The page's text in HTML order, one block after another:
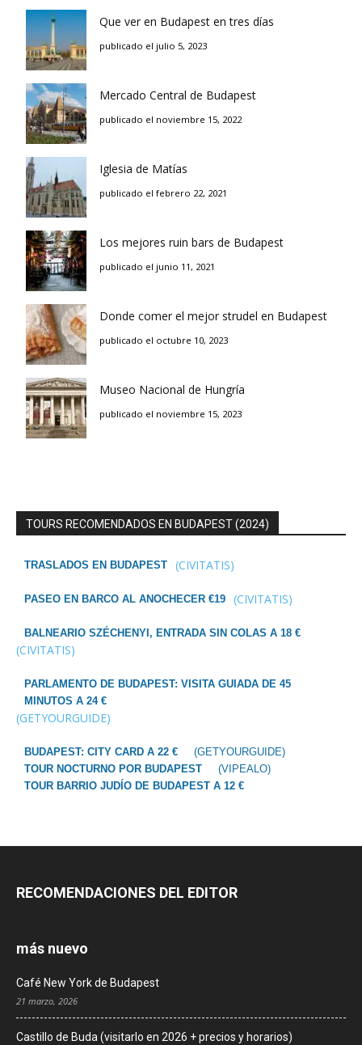
Que ver en Budapest en tres días
publicado el julio 5, 2023
Mercado Central de Budapest
publicado el noviembre 15, 2022
Iglesia de Matías
publicado el febrero 22, 2021
Los mejores ruin bars de Budapest
publicado el junio 11, 2021
Donde comer el mejor strudel en Budapest
publicado el octubre 10, 2023
Museo Nacional de Hungría
publicado el noviembre 15, 2023
TOURS RECOMENDADOS EN BUDAPEST (2024)
TRASLADOS EN BUDAPEST (CIVITATIS)
PASEO EN BARCO AL ANOCHECER €19 (CIVITATIS)
BALNEARIO SZÉCHENYI, ENTRADA SIN COLAS A 18 €
(CIVITATIS)
PARLAMENTO DE BUDAPEST: VISITA GUIADA DE 45
MINUTOS A 24 €
(GETYOURGUIDE)
BUDAPEST: CITY CARD A 22 €
(GETYOURGUIDE)
TOUR NOCTURNO POR BUDAPEST
(VIPEALO)
TOUR BARRIO JUDÍO DE BUDAPEST A 12 €
RECOMENDACIONES DEL EDITOR
más nuevo
Café New York de Budapest
21 marzo, 2026
Castillo de Buda (visitarlo en 2026 + precios y horarios)